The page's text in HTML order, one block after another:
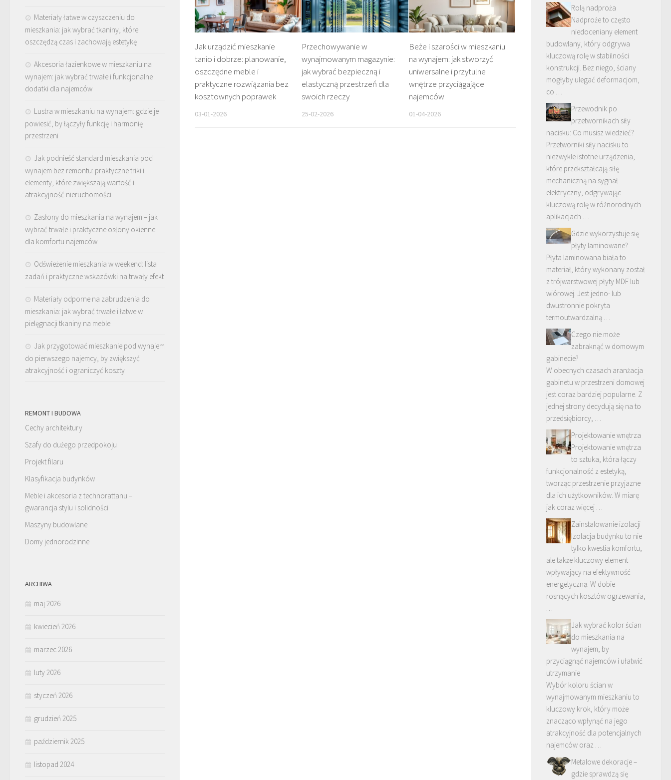
Jak urządzić mieszkanie
tanio i dobrze: planowanie,
oszczędne meble i
praktyczne rozwiązania bez
kosztownych poprawek
03-01-2026
Przechowywanie w
wynajmowanym magazynie:
jak wybrać bezpieczną i
elastyczną przestrzeń dla
swoich rzeczy
25-02-2026
Beże i szarości w mieszkaniu
na wynajem: jak stworzyć
uniwersalne i przytulne
wnętrze przyciągające
najemców
01-04-2026
Materiały łatwe w czyszczeniu do
mieszkania: jak wybrać tkaniny, które
oszczędzą czas i zachowają estetykę
Akcesoria łazienkowe w mieszkaniu na
wynajem: jak wybrać trwałe i funkcjonalne
dodatki dla najemców
Lustra w mieszkaniu na wynajem: gdzie je
powiesić, by łączyły funkcję i harmonię
przestrzeni
Jak podnieść standard mieszkania pod
wynajem bez remontu: praktyczne triki i
elementy, które zwiększają wartość i
atrakcyjność nieruchomości
Zasłony do mieszkania na wynajem – jak
wybrać trwałe i praktyczne osłony okienne
dla komfortu najemców
Odświeżenie mieszkania w weekend: lista
zadań i praktyczne wskazówki na trwały efekt
Materiały odporne na zabrudzenia do
mieszkania: jak wybrać trwałe i łatwe w
pielęgnacji tkaniny na meble
Jak przygotować mieszkanie pod wynajem
do pierwszego najemcy, by zwiększyć
atrakcyjność i ograniczyć koszty
REMONT I BUDOWA
Cechy architektury
Szafy do dużego przedpokoju
Projekt filaru
Klasyfikacja budynków
Meble i akcesoria z technorattanu –
gwarancja stylu i solidności
Maszyny budowlane
Domy jednorodzinne
ARCHIWA
maj 2026
kwiecień 2026
marzec 2026
luty 2026
styczeń 2026
grudzień 2025
październik 2025
listopad 2024
Rolą nadproża
Nadproże to często
niedoceniany element
budowlany, który odgrywa
kluczową rolę w stabilności
konstrukcji. Bez niego, ściany
mogłyby ulegać deformacjom,
co …
Przewodnik po
przetwornikach siły
nacisku: Co musisz wiedzieć?
Przetworniki siły nacisku to
niezwykle istotne urządzenia,
które przekształcają siłę
mechaniczną na sygnał
elektryczny, odgrywając
kluczową rolę w różnorodnych
aplikacjach …
Gdzie wykorzystuje się
płyty laminowane?
Płyta laminowana biała to
materiał, który wykonany został
z trójwarstwowej płyty MDF lub
wiórowej. Jest jedno- lub
dwustronnie pokryta
termoutwardzalną …
Czego nie może
zabraknąć w domowym
gabinecie?
W obecnych czasach aranżacja
gabinetu w przestrzeni domowej
jest coraz bardziej popularne. Z
jednej strony decydują się na to
przedsiębiorcy, …
Projektowanie wnętrza
Projektowanie wnętrza
to sztuka, która łączy
funkcjonalność z estetyką,
tworząc przestrzenie przyjazne
dla ich użytkowników. W miarę
jak coraz więcej …
Zainstalowanie izolacji
Izolacja budynku to nie
tylko kwestia komfortu,
ale także kluczowy element
wpływający na efektywność
energetyczną. W dobie
rosnących kosztów ogrzewania,
…
Jak wybrać kolor ścian
do mieszkania na
wynajem, by
przyciągnąć najemców i ułatwić
utrzymanie
Wybór koloru ścian w
wynajmowanym mieszkaniu to
kluczowy krok, który może
znacząco wpłynąć na jego
atrakcyjność dla potencjalnych
najemców oraz …
Metalowe dekoracje –
gdzie sprawdzą się